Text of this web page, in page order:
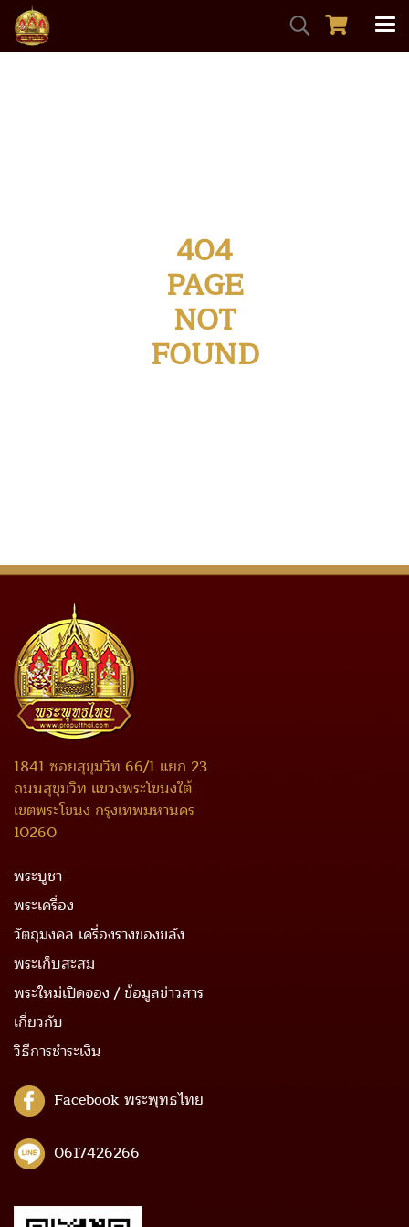
404
PAGE
NOT
FOUND
1841 ซอยสุขุมวิท 66/1 แยก 23
ถนนสุขุมวิท แขวงพระโขนงใต้
เขตพระโขนง กรุงเทพมหานคร
10260
พระบูชา
พระเครื่อง
วัตถุมงคล เครื่องรางของขลัง
พระเก็บสะสม
พระใหม่เปิดจอง / ข้อมูลข่าวสาร
เกี่ยวกับ
วิธีการชำระเงิน
Facebook พระพุทธไทย
0617426266